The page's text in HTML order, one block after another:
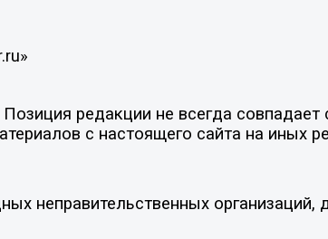
редакции не всегда совпадает
с настоящего сайта на иных
неправительственных организаций,